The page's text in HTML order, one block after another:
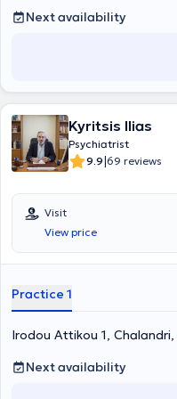
Next availability
Kyritsis Ilias
Psychiatrist
9.9|69 reviews
Visit
View price
Practice 1
Irodou Attikou 1,
Next availability